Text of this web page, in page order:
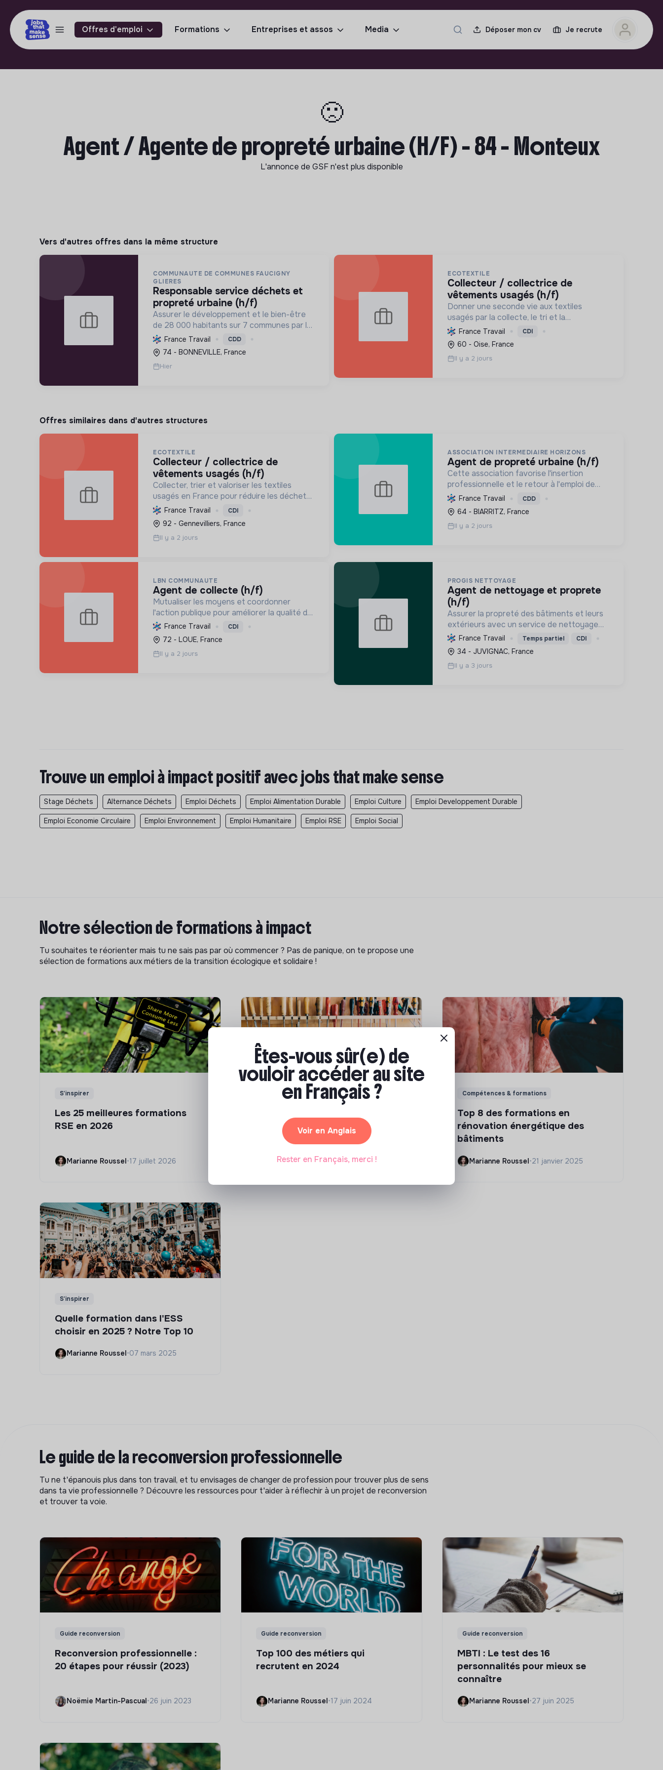
Offres d'emploi Formations Entreprises et assos Media Déposer mon cv Je recrute
🙁
Agent / Agente de propreté urbaine (H/F) - 84 - Monteux
L'annonce de GSFn'est plus disponible
Vers d'autres offres dans la même structure
COMMUNAUTE DE COMMUNES FAUCIGNY
GLIERES
responsable service déchets et
propreté urbaine (h/f)
Assurer le développement et le bien-être
de 28 000 habitants sur 7 communes par la
gestion des services publics, l'économie,
l'environnement et la cohésion sociale, en
favorisant les transitions écolo...
France Travail CDD
74 - BONNEVILLE, France
Hier
ECOTEXTILE
collecteur / collectrice de
vêtements usagés (h/f)
Donner une seconde vie aux textiles
usagés par la collecte, le tri et la
valorisation, en innovant pour une
économie 100% circulaire et créatrice
d'emplois durables.
France Travail CDI
60 - Oise, France
Il y a 2 jours
Offres similaires dans d'autres structures
ECOTEXTILE
collecteur / collectrice de
vêtements usagés (h/f)
Collecter, trier et valoriser les textiles
usagés en France pour réduire les déchets,
favoriser l'économie circulaire et créer des
emplois, tout en développant des solutions
innovantes.
France Travail CDI
92 - Gennevilliers, France
Il y a 2 jours
ASSOCIATION INTERMEDIAIRE HORIZONS
agent de propreté urbaine (h/f)
Cette association favorise l'insertion
professionnelle et le retour à l'emploi de
personnes en difficulté. Elle les
accompagne, développe leurs
compétences et leur offre une expérience
terrain, contri...
France Travail CDD
64 - BIARRITZ, France
Il y a 2 jours
LBN COMMUNAUTE
agent de collecte (h/f)
Mutualiser les moyens et coordonner
l'action publique pour améliorer la qualité de
vie des habitants à travers des services
essentiels, le développement économique
et la préservation de l'environnemen...
France Travail CDI
72 - LOUE, France
Il y a 2 jours
PROGIS NETTOYAGE
agent de nettoyage et proprete
(h/f)
Assurer la propreté des bâtiments et leurs
extérieurs avec un service de nettoyage
complet et efficace, contribuant
potentiellement à la transition écologique
par des pratiques durables et sociales vi...
France Travail Temps partiel CDI
34 - JUVIGNAC, France
Il y a 3 jours
Trouve un emploi à impact positif avec jobs that make sense
Stage Déchets Alternance Déchets Emploi Déchets Emploi Alimentation Durable Emploi Culture Emploi Developpement Durable
Emploi Economie Circulaire Emploi Environnement Emploi Humanitaire Emploi RSE Emploi Social
Notre sélection de formations à impact
Tu souhaites te réorienter mais tu ne sais pas par où commencer ? Pas de panique, on te propose une
sélection de formations aux métiers de la transition écologique et solidaire !
S'inspirer
Les 25 meilleures formations
RSE en 2026
Marianne Roussel•17 juillet 2026
Compétences & formations
transition écologique ?
Marianne Roussel•09 janvier 2024
Compétences & formations
Top 8 des formations en
rénovation énergétique des
bâtiments
Marianne Roussel•21 janvier 2025
S'inspirer
Quelle formation dans l'ESS
choisir en 2025 ? Notre Top 10
Marianne Roussel •07 mars 2025
Le guide de la reconversion professionnelle
Tu ne t'épanouis plus dans ton travail, et tu envisages de changer de profession pour trouver plus de sens
dans ta vie professionnelle ? Découvre les ressources pour t'aider à réflechir à un projet de reconversion
et trouver ta voie.
Guide reconversion
Reconversion professionnelle :
20 étapes pour réussir (2023)
Noëmie Martin-Pascual•26 juin 2023
Guide reconversion
Top 100 des métiers qui
recrutent en 2024
Marianne Roussel•17 juin 2024
Guide reconversion
MBTI : Le test des 16
personnalités pour mieux se
connaître
Marianne Roussel•27 juin 2025
Êtes-vous sûr(e) de
vouloir accéder au site
en Français ?
Voir en Anglais
Rester en Français, merci !